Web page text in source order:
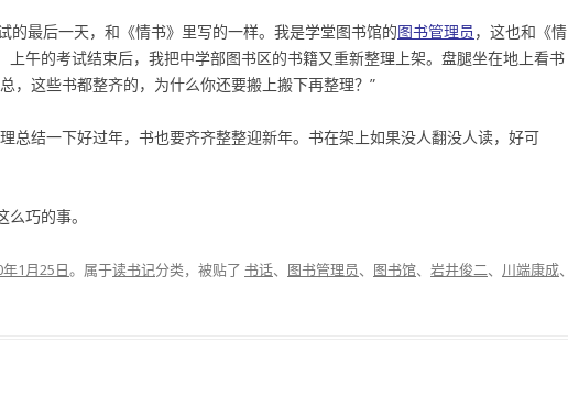
的最后一天，和《情书》里写的一样。我是学堂图书馆的图书管理员 ，这也和《情
上午的考试结束后，我把中学部图书区的书籍又重新整理上架。盘腿坐在地上看书
，这些书都整齐的，为什么你还要搬上搬下再整理？”
总结一下好过年，书也要齐齐整整迎新年。书在架上如果没人翻没人读，好可
巧的事。
1月25日。属于读书记分类，被贴了 书话、 图书管理员、 图书馆、 岩井俊二、 川端康成、